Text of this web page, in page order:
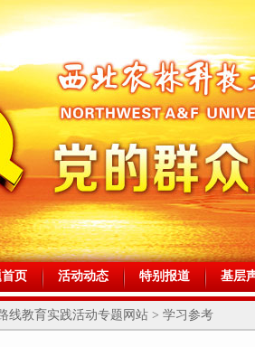
页 活动动态 特别报道 基层
线教育实践活动专题网站 > 学习参考